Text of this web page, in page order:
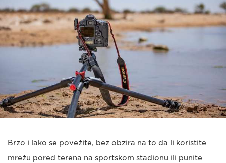
Brzo i lako se povežite, bez obzira na to da li koristite
mrežu pored terena na sportskom stadionu ili punite